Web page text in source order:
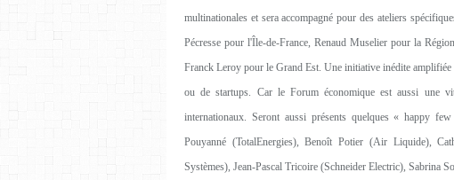
multinationales et sera accompagné pour des ateliers
Pécresse pour l'Île-de-France, Renaud Muselier pour la
Franck Leroy pour le Grand Est. Une initiative inédite
ou de startups. Car le Forum économique est aussi une
internationaux. Seront aussi présents quelques « happy
Pouyanné (TotalEnergies), Benoît Potier (Air Liquide),
Systèmes), Jean-Pascal Tricoire (Schneider Electric), Sabrina